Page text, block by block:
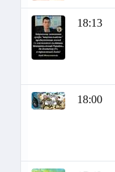
18:13
18:00